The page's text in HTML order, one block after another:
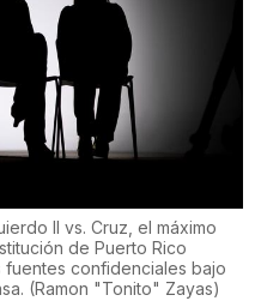
II vs. Cruz, el máximo
de Puerto Rico
confidenciales bajo
(Ramon "Tonito" Zayas)